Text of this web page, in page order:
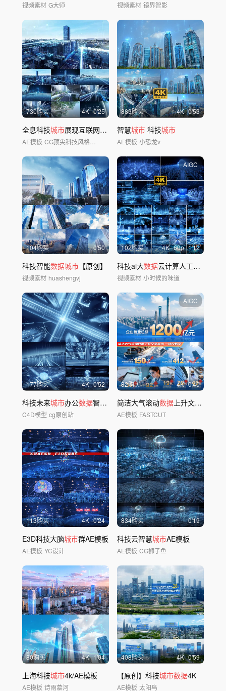
视频素材 G大师 视频素材 镜界智影
730购买 4K 0'25
全息科技城市展现互联网数 字科技城市
AE模板
883购买 4K 0'53
智慧城市 科技城市
AE模板 小恐龙v
104购买 0'50
科技智能数据城市 【原创】
视频素材 huashengvj
AIGC
102购买 4K 60p 1'12
科技ai大数据云计算人工智能科技
视频素材 小时候的味道
177购买 4K 0'52
科技未来城市办公数据智能场景-全套工程
C4D模型 cg原创站
AIGC
82购买 4K 0'40
简洁大气滚动数据 上升文字标题字幕展示30
AE模板 FASTCUT
113购买 4K 0'24
E3D科技大脑城市群AE模板
AE模板 YC设计
834购买 0'19
科技云智慧城市AE模板
AE模板 CG狮子鱼
80购买 4K 1'04
上海科技城市4k/AE模板
AE模板 诗雨慕河
408购买 4K 0'59
【原创】科技城市数据4K
AE模板 太阳鸟